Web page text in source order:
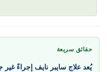
حقائق سريعة
يُعد علاج سايبر نايف إجراءً